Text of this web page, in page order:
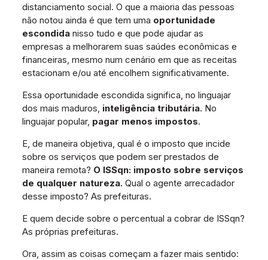
distanciamento social. O que a maioria das pessoas
não notou ainda é que tem uma oportunidade
escondidanisso tudo e que pode ajudar as
empresas a melhorarem suas saúdes econômicas e
financeiras, mesmo num cenário em que as receitas
estacionam e/ou até encolhem significativamente.
Essa oportunidade escondida significa, no linguajar
dos mais maduros, inteligência tributária. No
linguajar popular, pagar menos impostos.
E, de maneira objetiva, qual é o imposto que incide
sobre os serviços que podem ser prestados de
maneira remota? O ISSqn: imposto sobre serviços
de qualquer natureza.Qual o agente arrecadador
desse imposto? As prefeituras.
E quem decide sobre o percentual a cobrar de ISSqn?
As próprias prefeituras.
Ora, assim as coisas começam a fazer mais sentido: